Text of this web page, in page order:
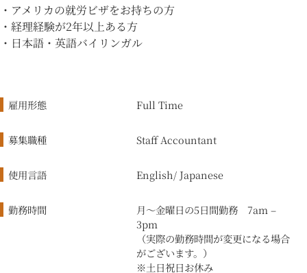
・アメリカの就労ビザをお持ちの方
・経理経験が2年以上ある方
・日本語・英語バイリンガル
雇用形態 Full Time
募集職種 Staff Accountant
使用言語 English/ Japanese
勤務時間
月〜金曜日の5日間勤務 7am –
3pm
（実際の勤務時間が変更になる場合
がございます。）
※土日祝日お休み